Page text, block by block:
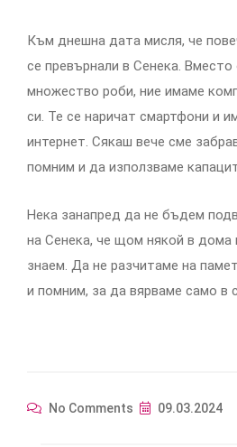
Към днешна дата мисля, че
се превърнали в Сенека.
множество роби, ние имаме
си. Те се наричат смартфони и
интернет. Сякаш вече сме
помним и да използваме
Нека занапред да не бъдем
на Сенека, че щом някой в дома
знаем. Да не разчитаме на
и помним, за да вярваме само в
No Comments 09.03.2024